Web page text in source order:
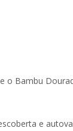
o Bambu
e